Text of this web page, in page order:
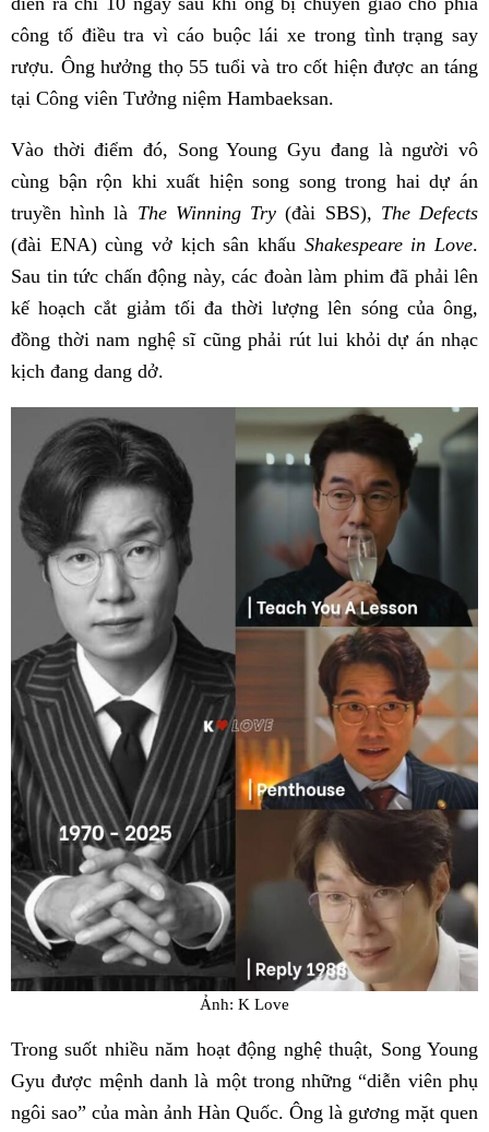
công tố điều tra vì cáo buộc lái xe trong tình trạng say
rượu. Ông hưởng thọ 55 tuổi và tro cốt hiện được an táng
tại Công viên Tưởng niệm Hambaeksan.
Vào thời điểm đó, Song Young Gyu đang là người vô
cùng bận rộn khi xuất hiện song song trong hai dự án
truyền hình là The Winning Try(đài SBS), The Defects
(đài ENA) cùng vở kịch sân khấu Shakespeare in Love.
Sau tin tức chấn động này, các đoàn làm phim đã phải lên
kế hoạch cắt giảm tối đa thời lượng lên sóng của ông,
đồng thời nam nghệ sĩ cũng phải rút lui khỏi dự án nhạc
kịch đang dang dở.
Ảnh: K Love
Trong suốt nhiều năm hoạt động nghệ thuật, Song Young
Gyu được mệnh danh là một trong những “diễn viên phụ
ngôi sao” của màn ảnh Hàn Quốc. Ông là gương mặt quen